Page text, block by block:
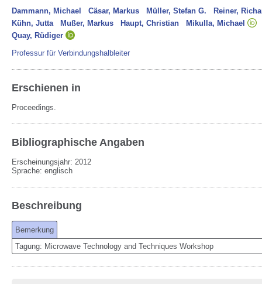
Dammann, Michael Cäsar, Markus Müller, Stefan G.
Reiner,
Kühn, Jutta
Mußer, Markus Haupt, Christian
Mikulla, Michael
Quay, Rüdiger
Professur für Verbindungshalbleiter
Erschienen in
Proceedings.
Bibliographische Angaben
Erscheinungsjahr: 2012
Sprache: englisch
Beschreibung
Bemerkung
Tagung: Microwave Technology and Techniques Workshop